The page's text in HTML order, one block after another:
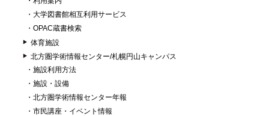
大学図書館相互利用サービス
OPAC蔵書検索
体育施設
北方圏学術情報センター/札幌円山キャンパス
施設利用方法
施設・設備
北方圏学術情報センター年報
市民講座・イベント情報